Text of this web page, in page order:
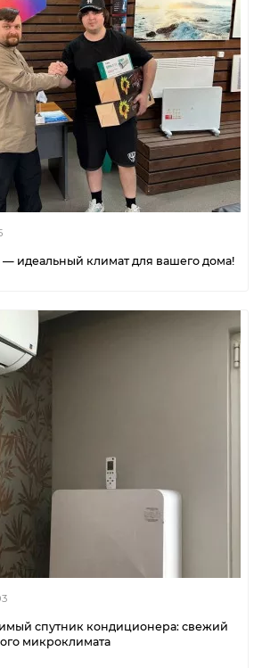
идеальный климат для вашего дома!
спутник кондиционера: свежий
микроклимата